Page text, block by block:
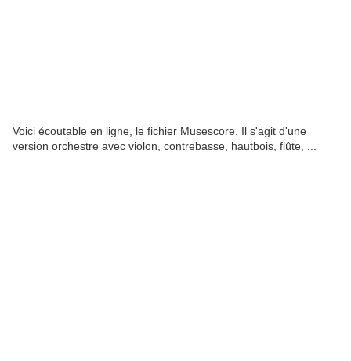
Voici écoutable en ligne, le fichier Musescore. Il s'agit d'une
version orchestre avec violon, contrebasse, hautbois, flûte, ...